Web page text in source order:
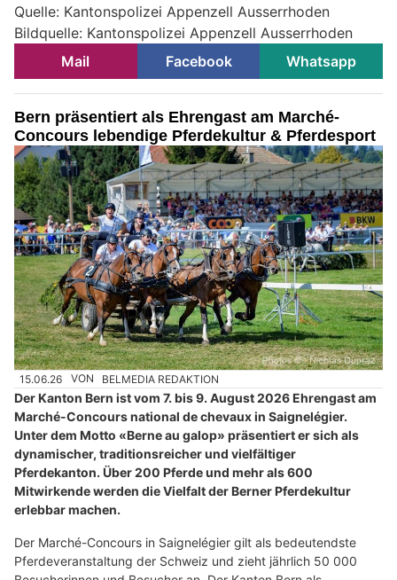
Quelle: Kantonspolizei Appenzell Ausserrhoden
Bildquelle: Kantonspolizei Appenzell Ausserrhoden
Mail
Facebook Whatsapp
Bern präsentiert als Ehrengast am Marché-
Concours lebendige Pferdekultur & Pferdesport
15.06.26 VON BELMEDIA REDAKTION
Der Kanton Bern ist vom 7. bis 9. August 2026 Ehrengast am
Marché-Concours national de chevaux in Saignelégier.
Unter dem Motto «Berne au galop» präsentiert er sich als
dynamischer, traditionsreicher und vielfältiger
Pferdekanton. Über 200 Pferde und mehr als 600
Mitwirkende werden die Vielfalt der Berner Pferdekultur
erlebbar machen.
Der Marché-Concours in Saignelégier gilt als bedeutendste
Pferdeveranstaltung der Schweiz und zieht jährlich 50 000